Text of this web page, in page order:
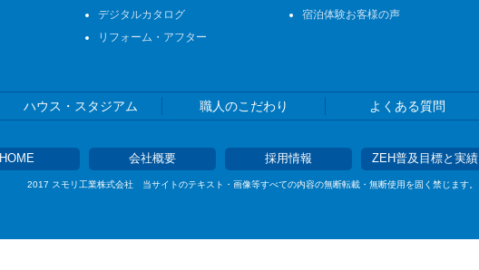
デジタルカタログ
リフォーム・アフター
宿泊体験お客様の声
ハウス・スタジアム 職人のこだわり よくある質問
HOME 会社概要 採用情報 ZEH普及目標と実績
©︎
2017 スモリ工業株式会社 当サイトのテキスト・画像等すべての内容の無断転載・無断使用を固く禁じます。